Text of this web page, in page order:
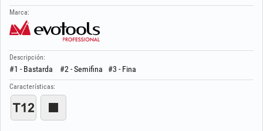
Marca:
Descripción:
#1 - Bastarda #2 - Semifina #3 - Fina
Características: